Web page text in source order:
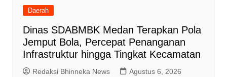
Daerah
Dinas SDABMBK Medan Terapkan Pola
Jemput Bola, Percepat Penanganan
Infrastruktur hingga Tingkat Kecamatan
Redaksi Bhinneka News
Agustus 6, 2026